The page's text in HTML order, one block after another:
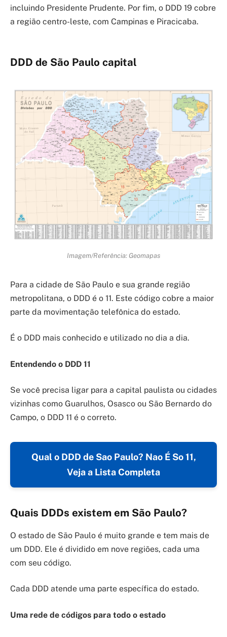
incluindo Presidente Prudente. Por fim, o DDD 19 cobre
a região centro-leste, com Campinas e Piracicaba.
DDD de São Paulo capital
Imagem/Referência: Geomapas
Para a cidade de São Paulo e sua grande região
metropolitana, o DDD é o 11. Este código cobre a maior
parte da movimentação telefônica do estado.
É o DDD mais conhecido e utilizado no dia a dia.
Entendendo o DDD 11
Se você precisa ligar para a capital paulista ou cidades
vizinhas como Guarulhos, Osasco ou São Bernardo do
Campo, o DDD 11 é o correto.
Qual o DDD de Sao Paulo? Nao É So 11,
Veja a Lista Completa
Quais DDDs existem em São Paulo?
O estado de São Paulo é muito grande e tem mais de
um DDD. Ele é dividido em nove regiões, cada uma
com seu código.
Cada DDD atende uma parte específica do estado.
Uma rede de códigos para todo o estado